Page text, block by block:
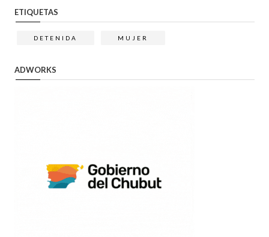
ETIQUETAS
DETENIDA MUJER
ADWORKS